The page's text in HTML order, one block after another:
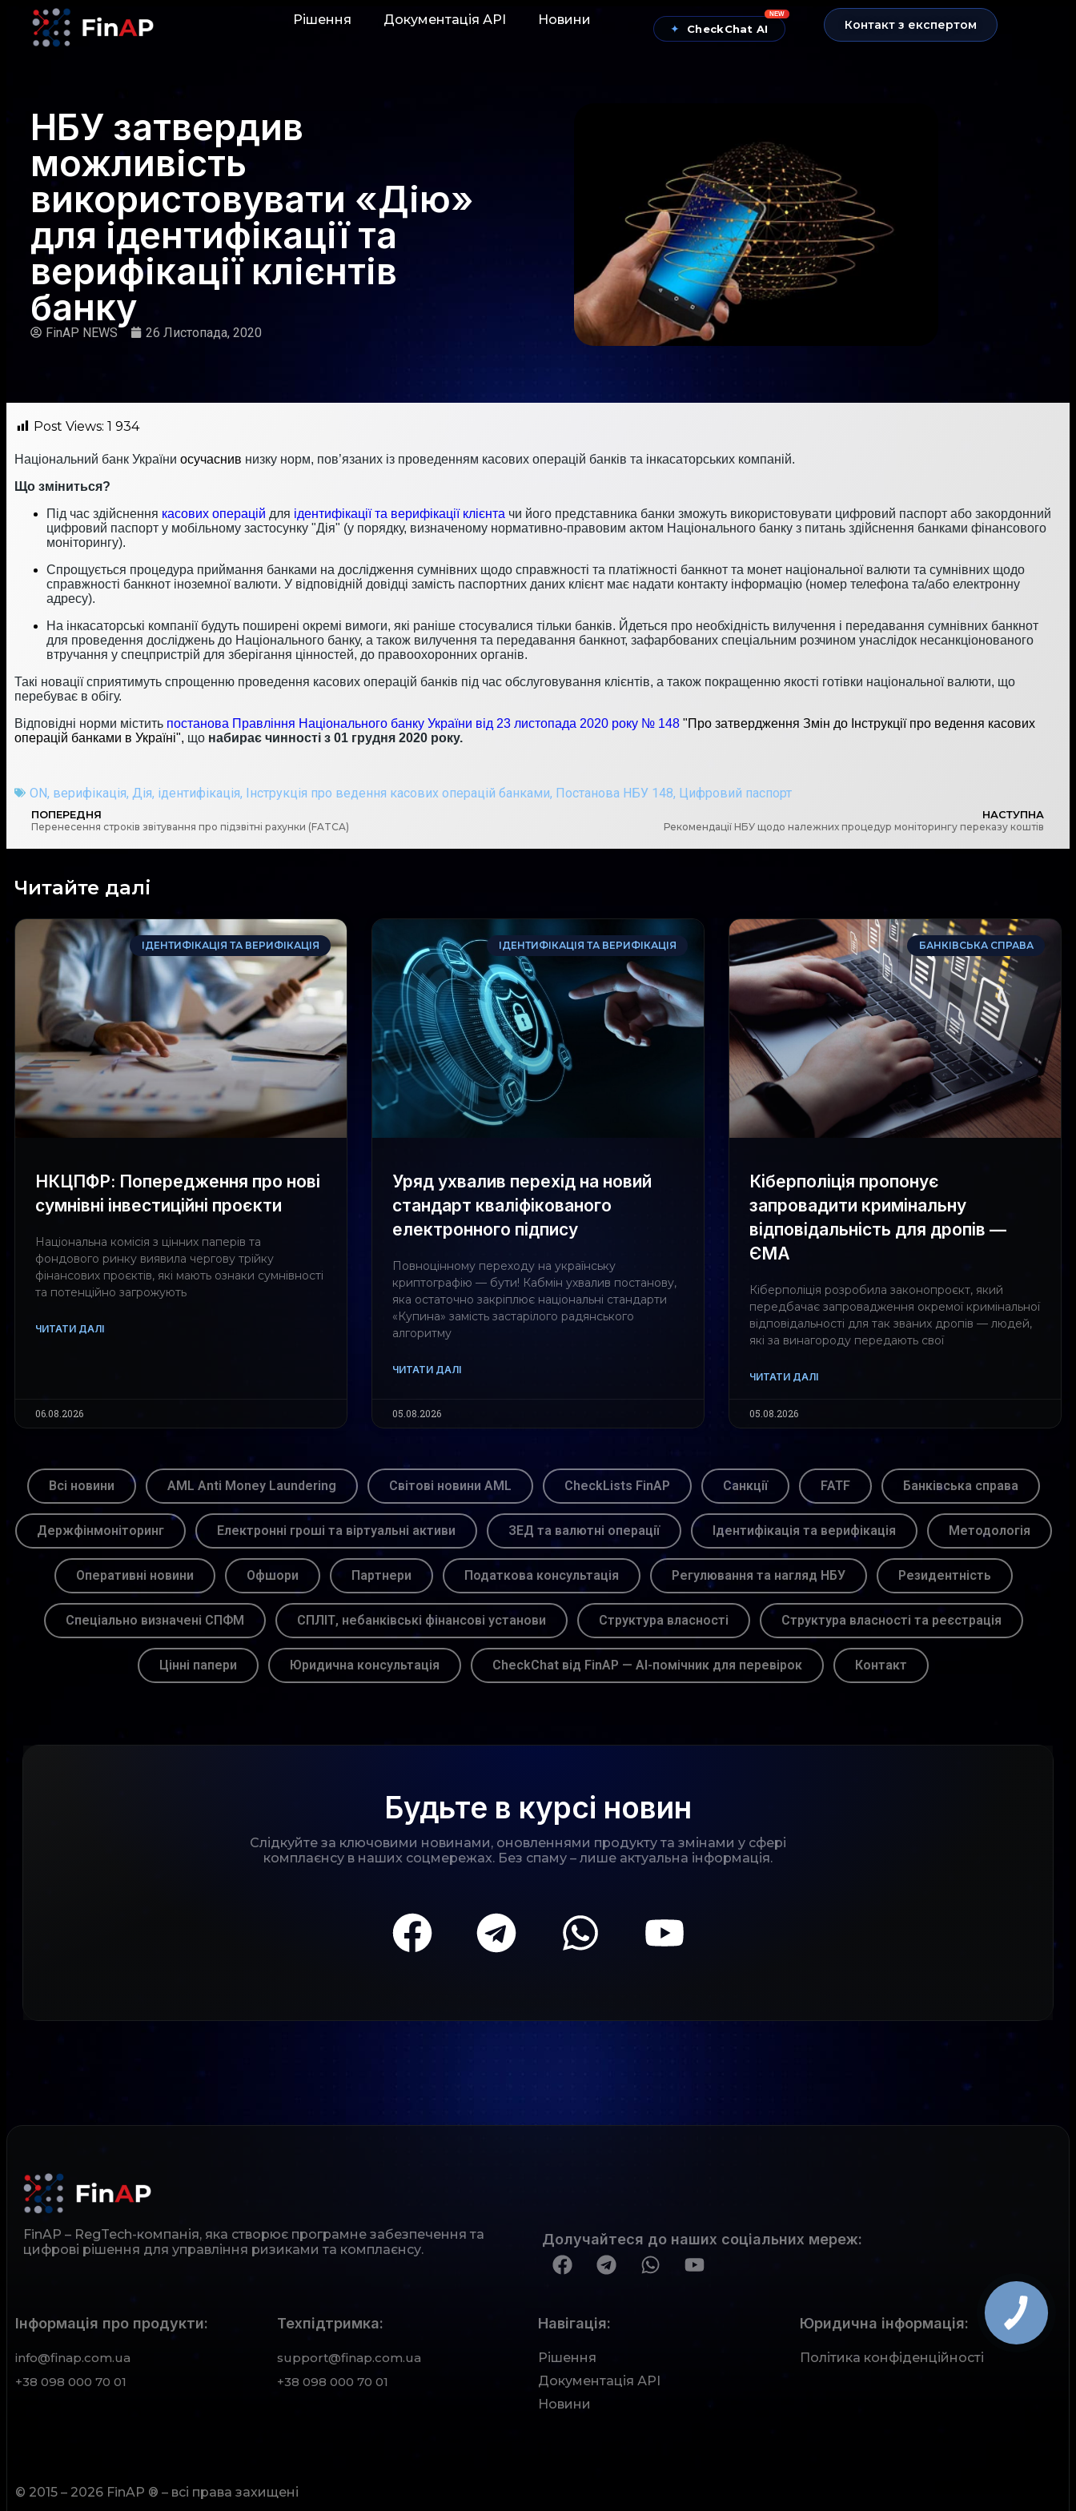
Рішення Документація АРІ Новини
✦ CheckChat AI
NEW
Контакт з експертом
НБУ затвердив
можливість
використовувати «Дію»
для ідентифікації та
верифікації клієнтів
банку
FinAP NEWS 26 Листопада, 2020
Post Views: 1 934
Національний банк України осучаснив низку норм, пов’язаних із проведенням касових операцій банків та інкасаторських компаній.
Що зміниться?
Під час здійснення касових операцій для ідентифікації та верифікації клієнта чи його представника банки зможуть використовувати цифровий паспорт або закордонний
цифровий паспорт у мобільному застосунку "Дія" (у порядку, визначеному нормативно-правовим актом Національного банку з питань здійснення банками фінансового
моніторингу).
Спрощується процедура приймання банками на дослідження сумнівних щодо справжності та платіжності банкнот та монет національної валюти та сумнівних щодо
справжності банкнот іноземної валюти. У відповідній довідці замість паспортних даних клієнт має надати контакту інформацію (номер телефона та/або електронну
адресу).
На інкасаторські компанії будуть поширені окремі вимоги, які раніше стосувалися тільки банків. Йдеться про необхідність вилучення і передавання сумнівних банкнот
для проведення досліджень до Національного банку, а також вилучення та передавання банкнот, зафарбованих спеціальним розчином унаслідок несанкціонованого
втручання у спецпристрій для зберігання цінностей, до правоохоронних органів.
Такі новації сприятимуть спрощенню проведення касових операцій банків під час обслуговування клієнтів, а також покращенню якості готівки національної валюти, що
перебуває в обігу.
Відповідні норми містить постанова Правління Національного банку України від 23 листопада 2020 року № 148 "Про затвердження Змін до Інструкції про ведення касових
операцій банками в Україні", що набирає чинності з 01 грудня 2020 року.
ON, верифікація, Дія, ідентифікація, Інструкція про ведення касових операцій банками, Постанова НБУ 148, Цифровий паспорт
ПОПЕРЕДНЯ
Перенесення строків звітування про підзвітні рахунки (FATCA)
НАСТУПНА
Рекомендації НБУ щодо належних процедур моніторингу переказу коштів
Читайте далі
ІДЕНТИФІКАЦІЯ ТА ВЕРИФІКАЦІЯ
НКЦПФР: Попередження про нові
сумнівні інвестиційні проєкти
Національна комісія з цінних паперів та
фондового ринку виявила чергову трійку
фінансових проєктів, які мають ознаки сумнівності
та потенційно загрожують
ЧИТАТИ ДАЛІ
06.08.2026
ІДЕНТИФІКАЦІЯ ТА ВЕРИФІКАЦІЯ
Уряд ухвалив перехід на новий
стандарт кваліфікованого
електронного підпису
Повноцінному переходу на українську
криптографію — бути! Кабмін ухвалив постанову,
яка остаточно закріплює національні стандарти
«Купина» замість застарілого радянського
алгоритму
ЧИТАТИ ДАЛІ
05.08.2026
БАНКІВСЬКА СПРАВА
Кіберполіція пропонує
запровадити кримінальну
відповідальність для дропів —
ЄМА
Кіберполіція розробила законопроєкт, який
передбачає запровадження окремої кримінальної
відповідальності для так званих дропів — людей,
які за винагороду передають свої
ЧИТАТИ ДАЛІ
05.08.2026
Всі новини AML Anti Money Laundering Світові новини AML CheckLists FinAP Санкції FATF Банківська справа
Держфінмоніторинг Електронні гроші та віртуальні активи ЗЕД та валютні операції Ідентифікація та верифікація Методологія
Оперативні новини Офшори Партнери Податкова консультація Регулювання та нагляд НБУ Резидентність
Спеціально визначені СПФМ СПЛІТ, небанківські фінансові установи Структура власності Структура власності та реєстрація
Цінні папери Юридична консультація CheckChat від FinAP — AI-помічник для перевірок Контакт
Будьте в курсі новин
Слідкуйте за ключовими новинами, оновленнями продукту та змінами у сфері
комплаєнсу в наших соцмережах. Без спаму – лише актуальна інформація.
FinAP – RegTech-компанія, яка створює програмне забезпечення та
цифрові рішення для управління ризиками та комплаєнсу.
Долучайтеся до наших соціальних мереж:
Інформація про продукти:
info@finap.com.ua
+38 098 000 70 01
Техпідтримка:
support@finap.com.ua
+38 098 000 70 01
Рішення
Документація АРІ
Новини
Навігація: Юридична інформація:
Політика конфіденційності
© 2015 – 2026 FinAP ® – всі права захищені